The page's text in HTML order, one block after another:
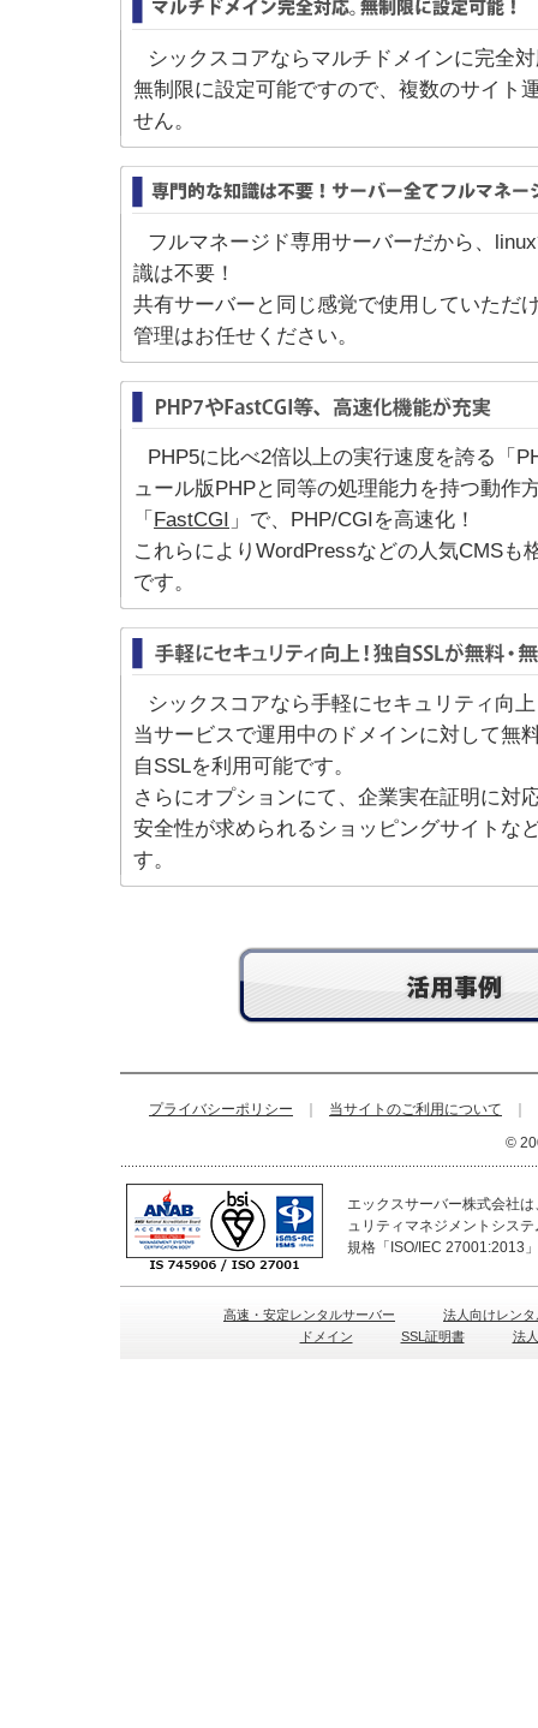
シックスコアならマルチドメインに完全
無制限に設定可能ですので、複数のサイト
せん。
フルマネージド専用サーバーだから、
識は不要！
共有サーバーと同じ感覚で使用していただ
管理はお任せください。
PHP5に比べ2倍以上の実行速度を誇る「
ュール版PHPと同等の処理能力を持つ動作
「 FastCGI 」で、PHP/CGIを高速化！
これらによりWordPressなどの人気CMSも
です。
シックスコアなら手軽にセキュリティ向
当サービスで運用中のドメインに対して無
自SSLを利用可能です。
さらにオプションにて、企業実在証明に対
安全性が求められるショッピングサイトな
す。
プライバシーポリシー 当サイトのご利用について
©
エックスサーバー株式会社
ュリティマネジメントシス
規格「ISO/IEC 27001:2013
高速・安定レンタルサーバー
法人向けレン
ドメイン
SSL証明書 法